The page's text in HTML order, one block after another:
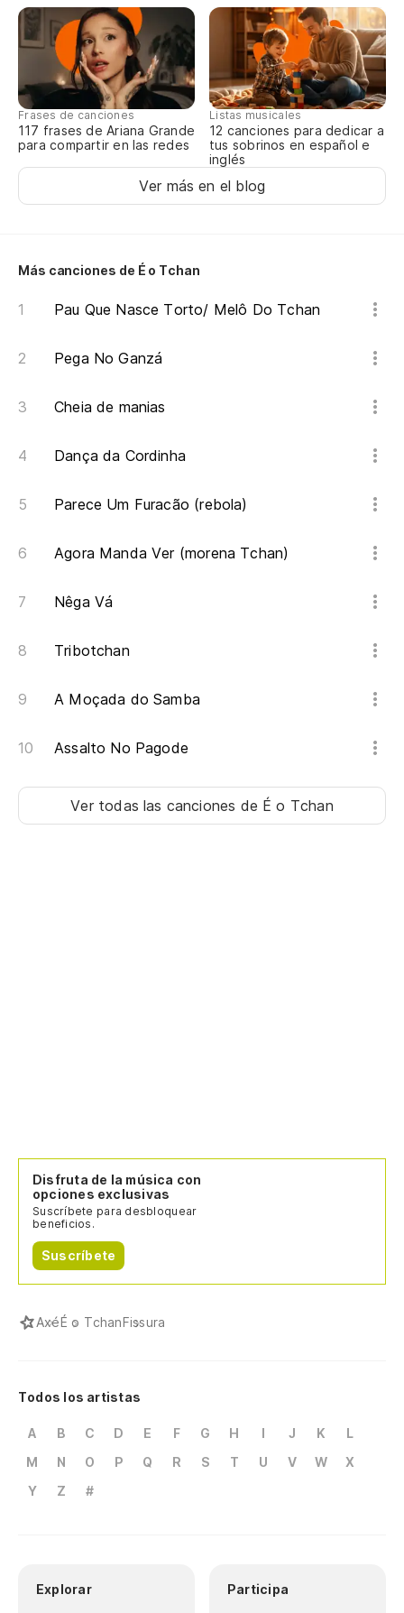
Frases de canciones
117 frases de Ariana Grande
para compartir en las redes
Listas musicales
12 canciones para dedicar a
tus sobrinos en español e
inglés
Ver más en el blog
Más canciones de É o Tchan
Pau Que Nasce Torto/ Melô Do Tchan
Pega No Ganzá
Cheia de manias
Dança da Cordinha
Parece Um Furacão (rebola)
Agora Manda Ver (morena Tchan)
Nêga Vá
Tribotchan
A Moçada do Samba
Assalto No Pagode
Ver todas las canciones de É o Tchan
Disfruta de la música con
opciones exclusivas
Suscríbete para desbloquear
beneficios.
Suscríbete
AxéÉ o TchanFissura
Todos los artistas
A B C D E F G H I J K
L
M
N O P Q R S T U V W
X
Y
Z #
Explorar Participa